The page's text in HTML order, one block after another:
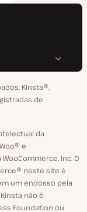
Kinsta®‚
de
da
e
Inc. O
neste site é
um endosso pela
não é
Foundation ou